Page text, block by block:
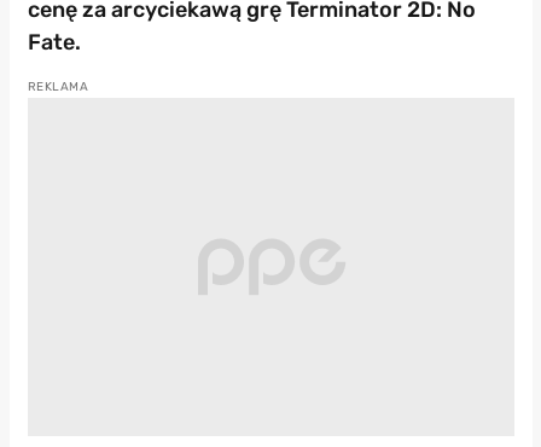
cenę za arcyciekawą grę Terminator 2D: No
Fate.